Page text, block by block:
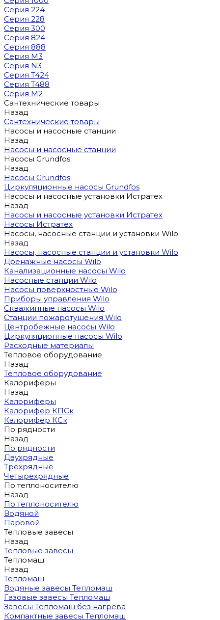
Серия 224
Серия 228
Серия 300
Серия 824
Серия 888
Серия M3
Серия N3
Серия T424
Серия T488
Серия М2
Сантехнические товары
Назад
Сантехнические товары
Насосы и насосные станции
Назад
Насосы и насосные станции
Насосы Grundfos
Назад
Насосы Grundfos
Циркуляционные насосы Grundfos
Насосы и насосные установки Истратех
Назад
Насосы и насосные установки Истратех
Насосы Истратех
Насосы, насосные станции и установки Wilo
Назад
Насосы, насосные станции и установки Wilo
Дренажные насосы Wilo
Канализационные насосы Wilo
Насосные станции Wilo
Насосы поверхностные Wilo
Приборы управления Wilo
Скважинные насосы Wilo
Станции пожаротушения Wilo
Центробежные насосы Wilo
Циркуляционные насосы Wilo
Расходные материалы
Тепловое оборудование
Назад
Тепловое оборудование
Калориферы
Назад
Калориферы
Калорифер КПСк
Калорифер КСк
По рядности
Назад
По рядности
Двухрядные
Трехрядные
Четырехрядные
По теплоносителю
Назад
По теплоносителю
Водяной
Паровой
Тепловые завесы
Назад
Тепловые завесы
Тепломаш
Назад
Тепломаш
Водяные завесы Тепломаш
Газовые завесы Тепломаш
Завесы Тепломаш без нагрева
Компактные завесы Тепломаш